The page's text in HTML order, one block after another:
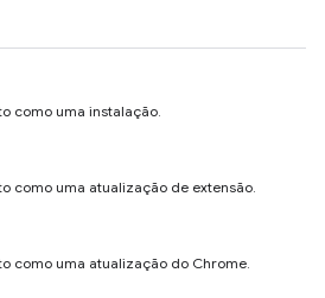
como uma instalação.
como uma atualização de extensão.
como uma atualização do Chrome.